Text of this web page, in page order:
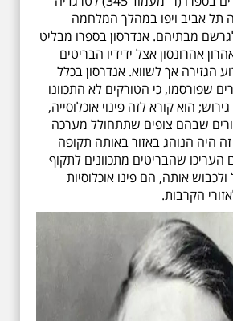
תל אביב ויפו במהלך המלחמה
מבתיהם. אנדרסון בספרו מבליט
אהרונסון אצל ידידיו הבריטים
הגזירה אך לשווא. אנדרסוןבכלל
שפורסמו, כי הטורקים לא התכוונו
הוא קורא לזה פינוי אוכלוסייה,
שבהם צופים שתתחולל מערכה
היה הנוהג באזור באותה תקופה
שהבריטים מתכוונים לתקוף
אותה, הם פינו אוכלוסיות
הקרבות.